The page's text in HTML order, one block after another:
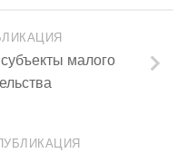
малого